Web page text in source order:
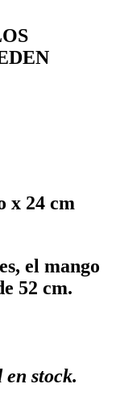
x 24 cm
el mango
52 cm.
stock.